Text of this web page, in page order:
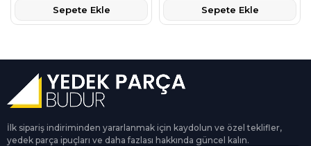
Sepete Ekle Sepete Ekle
İlk sipariş indiriminden yararlanmak için kaydolun ve özel teklifler,
yedek parça ipuçları ve daha fazlası hakkında güncel kalın.